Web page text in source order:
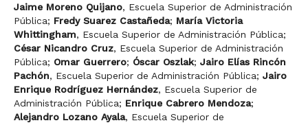
Jaime Moreno Quijano, Escuela Superior de Administración
Pública; Fredy Suarez Castañeda; María Victoria
Whittingham, Escuela Superior de Administración Pública;
César Nicandro Cruz, Escuela Superior de Administración
Pública; Omar Guerrero; Óscar Oszlak; Jairo Elías Rincón
Pachón, Escuela Superior de Administración Pública; Jairo
Enrique Rodríguez Hernández, Escuela Superior de
Administración Pública; Enrique Cabrero Mendoza;
Alejandro Lozano Ayala, Escuela Superior de